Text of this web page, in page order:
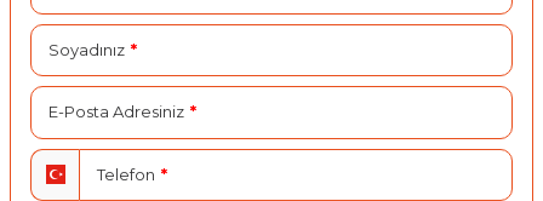
Soyadınız *
E-Posta Adresiniz *
Telefon *